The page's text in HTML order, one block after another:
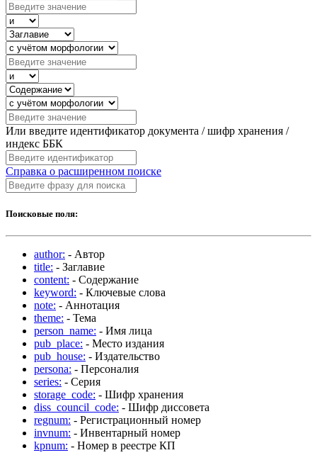
Или введите идентификатор документа / шифр хранения /
индекс ББК
Справка о расширенном поиске
Поисковые поля:
author: - Автор
title: - Заглавие
content: - Содержание
keyword: - Ключевые слова
note: - Аннотация
theme: - Тема
person_name: - Имя лица
pub_place: - Место издания
pub_house: - Издательство
persona: - Персоналия
series: - Серия
storage_code: - Шифр хранения
diss_council_code: - Шифр диссовета
regnum: - Регистрационный номер
invnum: - Инвентарный номер
kpnum: - Номер в реестре КП